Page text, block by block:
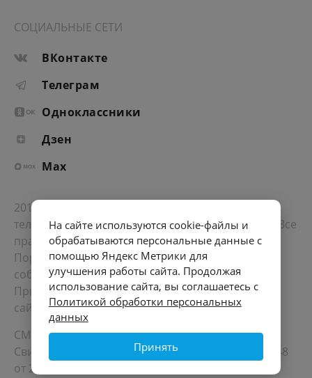
СОЦИАЛЬНЫЕ СЕТИ
ВКонтакте
Телеграм
Одноклассники
Дзен
Max
2012-2026 © Портал «Электронное интернет-
телевидение правительства Санкт-Петербурга». Все
права защищены.
Портал Санкт-Петербурга- о его людях, жизни,
событиях, последних новостях.
При перепечатке материалов, прямая ссылка на
сайт обязательна. Возрастное ограничение 12+.
СМИ
Свидетельство Роскомнадзора ЭЛ № ФС 77 - 72748
от 22.05.2018
На сайте используются cookie-файлы и
обрабатываются персональные данные с
помощью Яндекс Метрики для
улучшения работы сайта. Продолжая
использование сайта, вы соглашаетесь с
Политикой обработки персональных
данных
Принять